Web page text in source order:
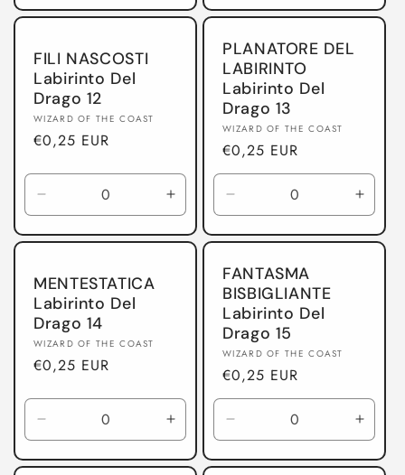
per
Del
Drago
per
per
Del
Drago
per
FILI NASCOSTI
Labirinto Del
Drago 12
Produttore:
WIZARD OF THE COAST
Prezzo
€0,25 EUR
Diminuisci
quantità
per
Del
Drago
Aumenta
quantità
per
PLANATORE DEL
LABIRINTO
Labirinto Del
Drago 13
Produttore:
WIZARD OF THE COAST
Prezzo
di
listino
€0,25 EUR
Diminuisci
quantità
per
Del
Drago
per
MENTESTATICA
Labirinto Del
Drago 14
Produttore:
WIZARD OF THE COAST
Prezzo
€0,25 EUR
Diminuisci
quantità
per
Aumenta
quantità
per
FANTASMA
BISBIGLIANTE
Labirinto Del
Drago 15
Produttore:
WIZARD OF THE COAST
Prezzo
di
listino
€0,25 EUR
Diminuisci
quantità
per
per